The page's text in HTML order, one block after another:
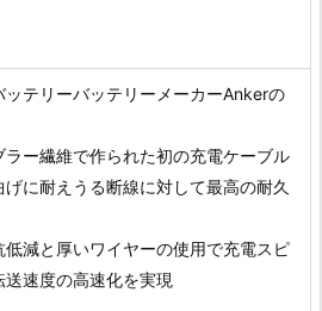
ッテリーバッテリーメーカーAnkerの
ラー繊維で作られた初の充電ケーブル
に耐えうる断線に対して最高の耐久
低減と厚いワイヤーの使用で充電スピ
速度の高速化を実現